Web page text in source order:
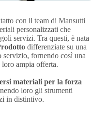
con il team di Mansutti
personalizzati che
servizi. Tra questi, è nata
differenziate su una
fornendo così una
ampia offerta.
materiali per la forza
loro gli strumenti
in distintivo.